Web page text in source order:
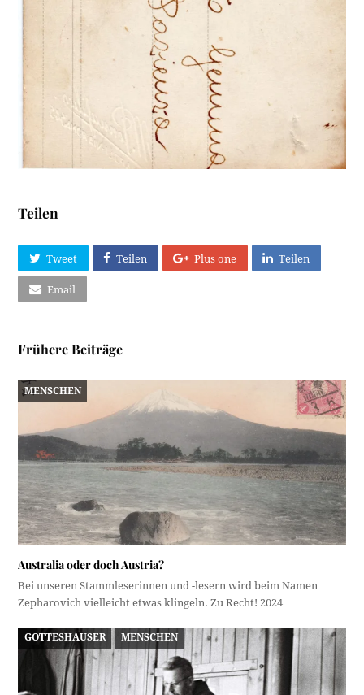
Teilen
Tweet Teilen Plus one Teilen
Email
Frühere Beiträge
MENSCHEN
Australia oder doch Austria?
Bei unseren Stammleserinnen und -lesern wird beim Namen
Zepharovich vielleicht etwas klingeln. Zu Recht! 2024…
GOTTESHÄUSER MENSCHEN